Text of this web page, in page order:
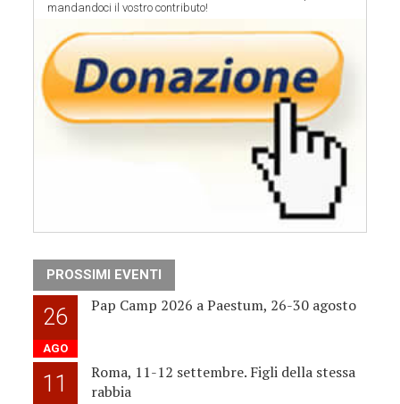
mandandoci il vostro contributo!
PROSSIMI EVENTI
26
AGO
Pap Camp 2026 a Paestum, 26-30 agosto
11
Roma, 11-12 settembre. Figli della stessa
rabbia